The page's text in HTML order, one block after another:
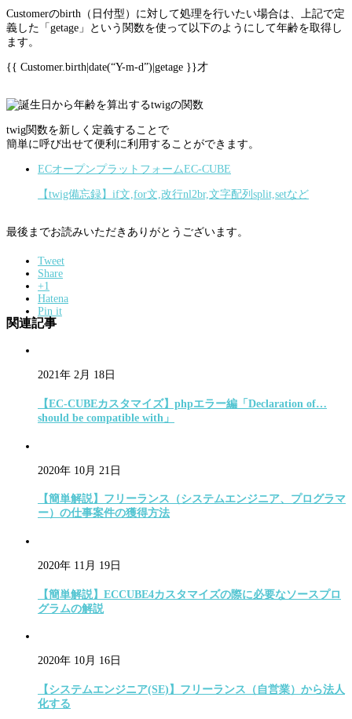
Customerのbirth（日付型）に対して処理を行いたい場合は、上記で定
義した「getage」という関数を使って以下のようにして年齢を取得し
ます。
{{ Customer.birth|date(“Y-m-d”)|getage }}才
twig関数を新しく定義することで
簡単に呼び出せて便利に利用することができます。
ECオープンプラットフォームEC-CUBE
【twig備忘録】if文,for文,改行nl2br,文字配列split,setなど
最後までお読みいただきありがとうございます。
Tweet
Share
+1
Hatena
Pin it
関連記事
2021年 2月 18日
【EC-CUBEカスタマイズ】phpエラー編「Declaration of…
should be compatible with」
2020年 10月 21日
【簡単解説】フリーランス（システムエンジニア、プログラマ
ー）の仕事案件の獲得方法
2020年 11月 19日
【簡単解説】ECCUBE4カスタマイズの際に必要なソースプロ
グラムの解説
2020年 10月 16日
【システムエンジニア(SE)】フリーランス（自営業）から法人
化する